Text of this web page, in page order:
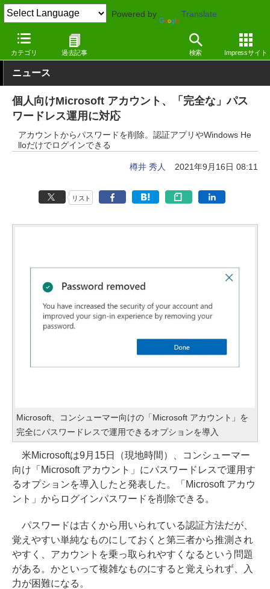
Powered by Translate
カテゴリ 過去記事 検索 Impressサイト
窓の杜 セキュリティ Windows
ニュース
個人向けMicrosoft アカウント、「完全な」パス
ワードレス運用に対応
アカウントからパスワードを削除。認証アプリやWindows He
lloだけでログインできる
樽井 秀人 2021年9月16日 08:11
リスト
Microsoft、コンシューマー向けの「Microsoft アカウント」を
完全にパスワードレスで運用できるオプションを導入
米Microsoftは9月15日（現地時間）、コンシューマー
向け「Microsoft アカウント」にパスワードレスで運用す
るオプションを導入したと発表した。「Microsoft アカウ
ント」からログインパスワードを削除できる。
パスワードは古くから用いられている認証方法だが、
覚えやすい単純なものにしておくと第三者から推測され
やすく、アカウントを乗っ取られやすくなるという問題
がある。かといって複雑なものにすると覚えられず、入
力が困難になる。